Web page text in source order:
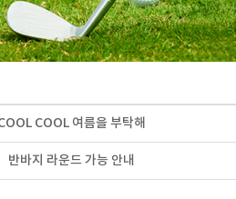
COOL 여름을 부탁해
반바지 라운드 가능 안내